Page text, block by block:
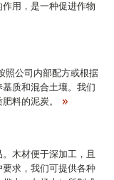
用，是一种促进作物
照公司内部配方或根据
质和混合土壤。我们
料的泥炭。
木材便于深加工，且
求，我们可提供各种